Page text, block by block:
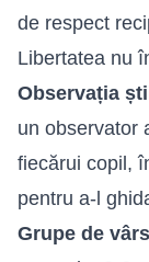
de respect
Libertatea nu
Observația
un observator
fiecărui copil,
pentru a-l
Grupe de